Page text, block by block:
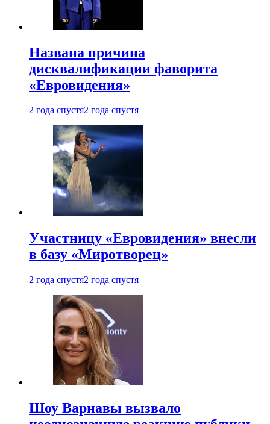
Названа причина
дисквалификации фаворита
«Евровидения»
2 года спустя2 года спустя
Участницу «Евровидения» внесли
в базу «Миротворец»
2 года спустя2 года спустя
Шоу Варнавы вызвало